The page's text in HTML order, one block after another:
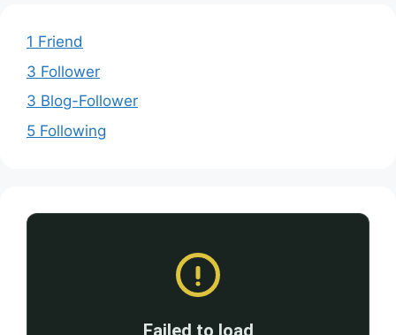
1 Friend
3 Follower
3 Blog-Follower
5 Following